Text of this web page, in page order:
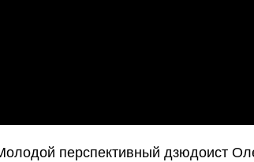
перспективный дзюдоист